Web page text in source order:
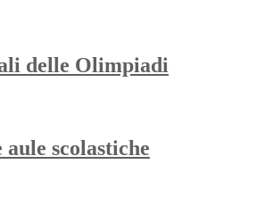
delle Olimpiadi
scolastiche